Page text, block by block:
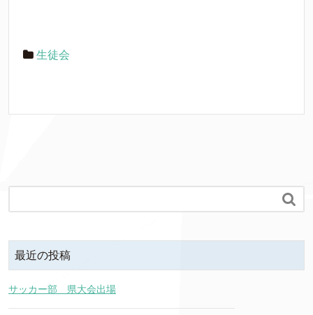
生徒会

最近の投稿
サッカー部 県大会出場